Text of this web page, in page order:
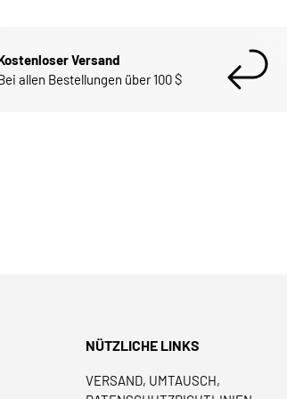
Versand
allen Bestellungen über 100 $
NÜTZLICHE LINKS
VERSAND, UMTAUSCH,